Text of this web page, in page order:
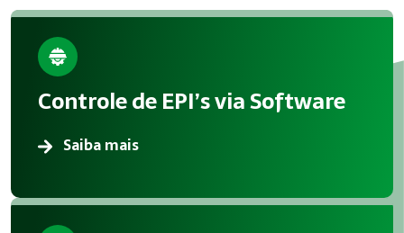
Empresas de todos os portes que possuem empregados
Benefícios da implementação
A aplicação correta de Gestão EPI reduz acidentes,
Atendimento em Indaiatuba
A Megatrab atua oferecendo consultoria especializada em
Controle de EPI’s via Software
Saiba mais